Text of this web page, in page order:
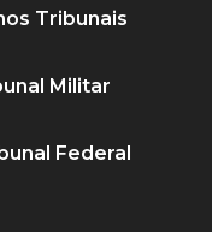
Tribunais
Militar
Federal